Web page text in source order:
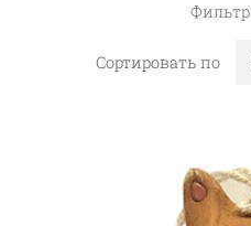
Фильтр
Сортировать по